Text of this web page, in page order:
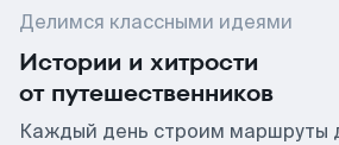
Делимся классными идеями
Истории и хитрости
от путешественников
Каждый день строим маршруты